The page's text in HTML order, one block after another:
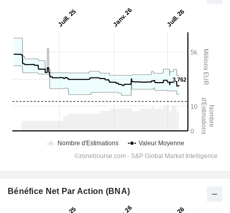
Bénéfice Net Par Action (BNA)